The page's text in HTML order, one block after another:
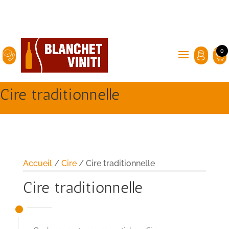
0
Cire traditionnelle
Accueil/ Cire/ Cire traditionnelle
Cire traditionnelle